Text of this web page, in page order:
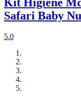
Kit Higiene
Safari Baby
5.0